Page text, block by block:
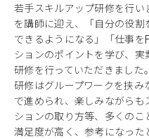
若手スキルアップ研修を行
を講師に迎え、「自分の役
できるようになる」「仕事
ションのポイントを学び、
研修を行っていただきました。
研修はグループワークを挟
で進められ、楽しみながら
ションの取り方等、多くの
満足度が高く、参考になっ